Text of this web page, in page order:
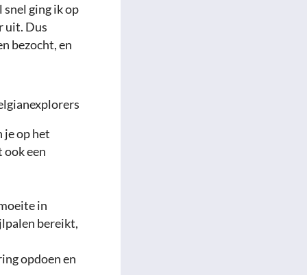
ging ik op
uit. Dus
bezocht, en
je op het
ook een
in
bereikt,
opdoen en